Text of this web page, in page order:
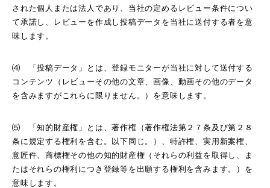
された個人または法人であり、当社の定めるレビュー条件につい
て承諾し、レビューを作成し投稿データを当社に送付する者を意
味します。
⑷ 「投稿データ」とは、登録モニターが当社に対して送付する
コンテンツ（レビューその他の文章、画像、動画その他のデータ
を含みますがこれらに限りません。）を意味します。
⑸ 「知的財産権」とは、著作権（著作権法第２７条及び第２８
条に規定する権利を含む。以下同じ。）、特許権、実用新案権、
意匠件、商標権その他の知的財産権（それらの利益を取得し、ま
たはそれらの権利につき登録等を出願する権利を含みます。）を
意味します。